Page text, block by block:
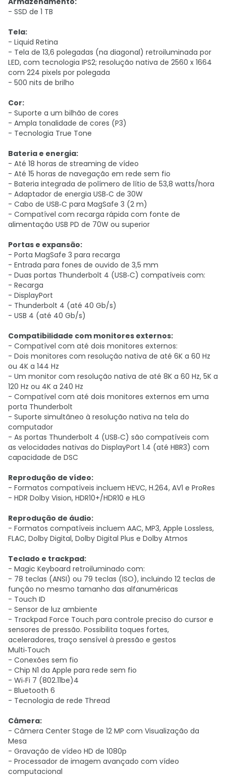
- SSD de 1 TB
Tela:
- Liquid Retina
- Tela de 13,6 polegadas (na diagonal) retroiluminada por
LED, com tecnologia IPS2; resolução nativa de 2560 x 1664
com 224 pixels por polegada
- 500 nits de brilho
Cor:
- Suporte a um bilhão de cores
- Ampla tonalidade de cores (P3)
- Tecnologia True Tone
Bateria e energia:
- Até 18 horas de streaming de vídeo
- Até 15 horas de navegação em rede sem fio
- Bateria integrada de polímero de lítio de 53,8 watts/hora
- Adaptador de energia USB‑C de 30W
- Cabo de USB‑C para MagSafe 3 (2 m)
- Compatível com recarga rápida com fonte de
alimentação USB PD de 70W ou superior
Portas e expansão:
- Porta MagSafe 3 para recarga
- Entrada para fones de ouvido de 3,5 mm
- Duas portas Thunderbolt 4 (USB‑C) compatíveis com:
- Recarga
- DisplayPort
- Thunderbolt 4 (até 40 Gb/s)
- USB 4 (até 40 Gb/s)
Compatibilidade com monitores externos:
- Compatível com até dois monitores externos:
- Dois monitores com resolução nativa de até 6K a 60 Hz
ou 4K a 144 Hz
- Um monitor com resolução nativa de até 8K a 60 Hz, 5K a
120 Hz ou 4K a 240 Hz
- Compatível com até dois monitores externos em uma
porta Thunderbolt
- Suporte simultâneo à resolução nativa na tela do
computador
- As portas Thunderbolt 4 (USB‑C) são compatíveis com
as velocidades nativas do DisplayPort 1.4 (até HBR3) com
capacidade de DSC
Reprodução de vídeo:
- Formatos compatíveis incluem HEVC, H.264, AV1 e ProRes
- HDR Dolby Vision, HDR10+/HDR10 e HLG
Reprodução de áudio:
- Formatos compatíveis incluem AAC, MP3, Apple Lossless,
FLAC, Dolby Digital, Dolby Digital Plus e Dolby Atmos
Teclado e trackpad:
- Magic Keyboard retroiluminado com:
- 78 teclas (ANSI) ou 79 teclas (ISO), incluindo 12 teclas de
função no mesmo tamanho das alfanuméricas
- Touch ID
- Sensor de luz ambiente
- Trackpad Force Touch para controle preciso do cursor e
sensores de pressão. Possibilita toques fortes,
aceleradores, traço sensível à pressão e gestos
Multi‑Touch
- Conexões sem fio
- Chip N1 da Apple para rede sem fio
- Wi‑Fi 7 (802.11be)4
- Bluetooth 6
- Tecnologia de rede Thread
Câmera:
- Câmera Center Stage de 12 MP com Visualização da
Mesa
- Gravação de vídeo HD de 1080p
- Processador de imagem avançado com vídeo
computacional